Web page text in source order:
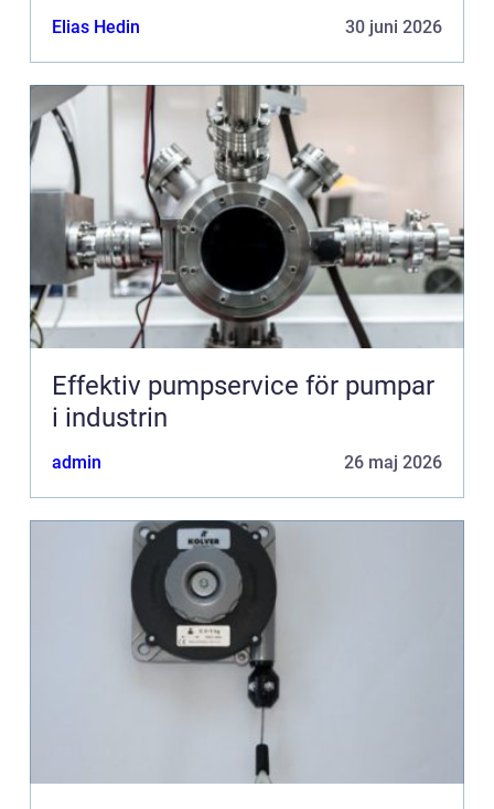
Elias Hedin 30 juni 2026
Effektiv pumpservice för pumpar
i industrin
admin 26 maj 2026